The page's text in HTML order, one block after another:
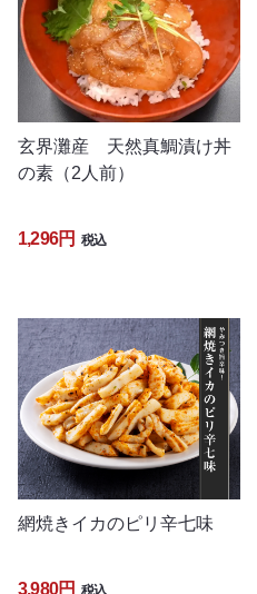
玄界灘産 天然真鯛漬け丼
の素（2人前）
1,296円 税込
網焼きイカのピリ辛七味
3,980円 税込